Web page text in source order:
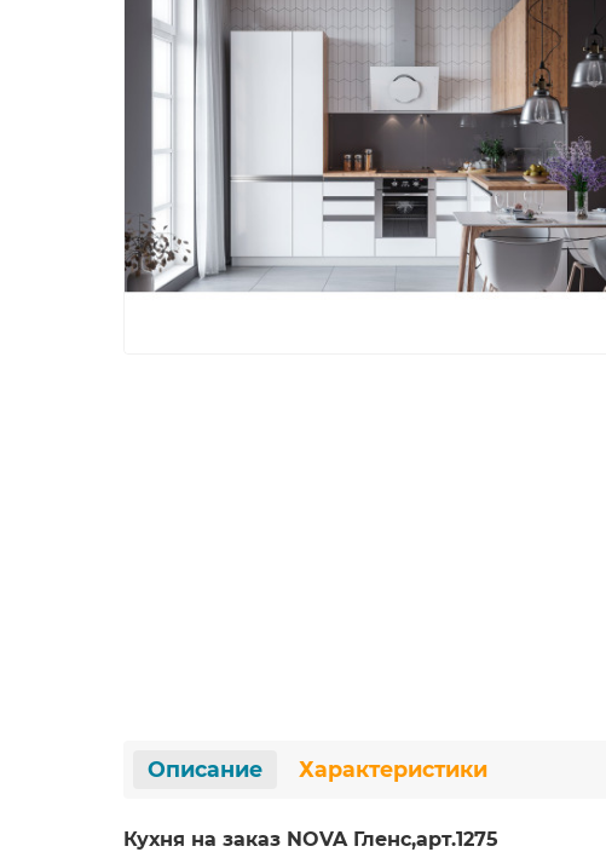
Описание Характеристики
Кухня на заказ NOVA Гленс,арт.1275